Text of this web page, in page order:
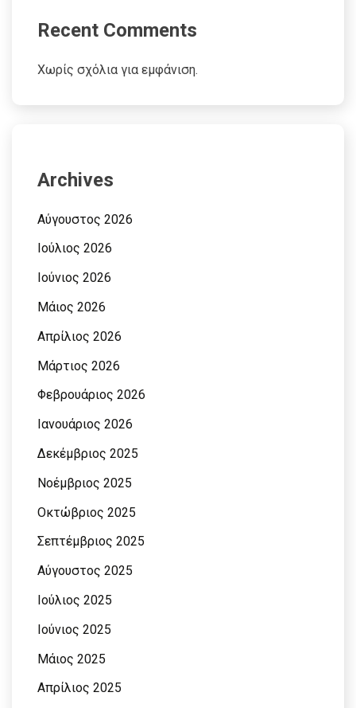
Recent Comments
Χωρίς σχόλια για εμφάνιση.
Archives
Αύγουστος 2026
Ιούλιος 2026
Ιούνιος 2026
Μάιος 2026
Απρίλιος 2026
Μάρτιος 2026
Φεβρουάριος 2026
Ιανουάριος 2026
Δεκέμβριος 2025
Νοέμβριος 2025
Οκτώβριος 2025
Σεπτέμβριος 2025
Αύγουστος 2025
Ιούλιος 2025
Ιούνιος 2025
Μάιος 2025
Απρίλιος 2025